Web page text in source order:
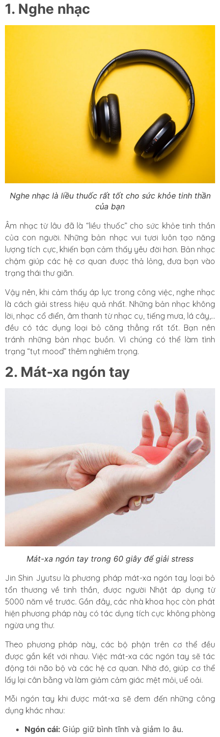
1. Nghe nhạc
Nghe nhạc là liều thuốc rất tốt cho sức khỏe tinh thần
của bạn
Âm nhạc từ lâu đã là “liều thuốc” cho sức khỏe tinh thần
của con người. Những bản nhạc vui tươi luôn tạo năng
lượng tích cực, khiến bạn cảm thấy yêu đời hơn. Bản nhạc
chậm giúp các hệ cơ quan được thả lỏng, đưa bạn vào
trạng thái thư giãn.
Vậy nên, khi cảm thấy áp lực trong công việc, nghe nhạc
là cách giải stress hiệu quả nhất. Những bản nhạc không
lời, nhạc cổ điển, âm thanh từ nhạc cụ, tiếng mưa, lá cây,…
đều có tác dụng loại bỏ căng thẳng rất tốt. Bạn nên
tránh những bản nhạc buồn. Vì chúng có thể làm tình
trạng “tụt mood” thêm nghiêm trọng.
2. Mát-xa ngón tay
Mát-xa ngón tay trong 60 giây để giải stress
Jin Shin Jyutsu là phương pháp mát-xa ngón tay loại bỏ
tổn thương về tinh thần, được người Nhật áp dụng từ
5000 năm về trước. Gần đây, các nhà khoa học còn phát
hiện phương pháp này có tác dụng tích cực không phòng
ngừa ung thư.
Theo phương pháp này, các bộ phận trên cơ thể đều
được gắn kết với nhau. Việc mát-xa các ngón tay sẽ tác
động tới não bộ và các hệ cơ quan. Nhờ đó, giúp cơ thể
lấy lại cân bằng và làm giảm cảm giác mệt mỏi, uể oải.
Mỗi ngón tay khi được mát-xa sẽ đem đến những công
dụng khác nhau:
Ngón cái: Giúp giữ bình tĩnh và giảm lo âu.